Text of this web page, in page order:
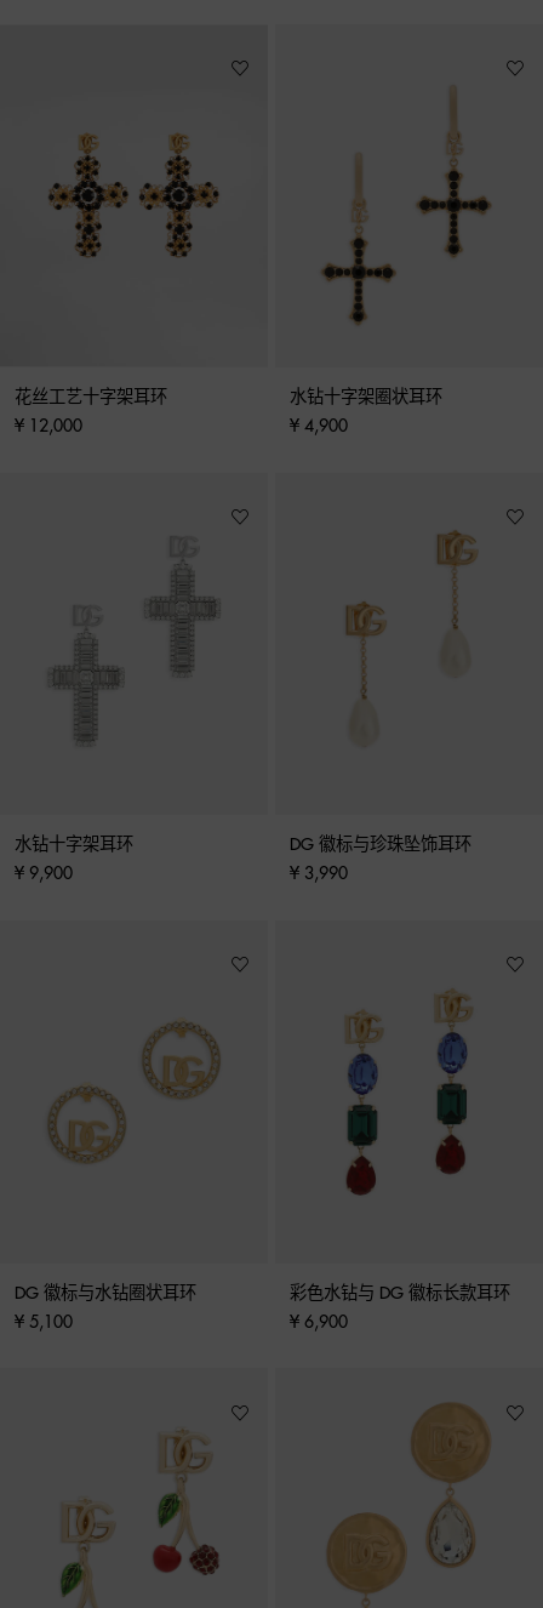
花丝工艺十字架耳环
¥ 12,000
水钻十字架圈状耳环
¥ 4,900
水钻十字架耳环
¥ 9,900
DG 徽标与珍珠坠饰耳环
¥ 3,990
DG 徽标与水钻圈状耳环
¥ 5,100
彩色水钻与 DG 徽标长款耳环
¥ 6,900